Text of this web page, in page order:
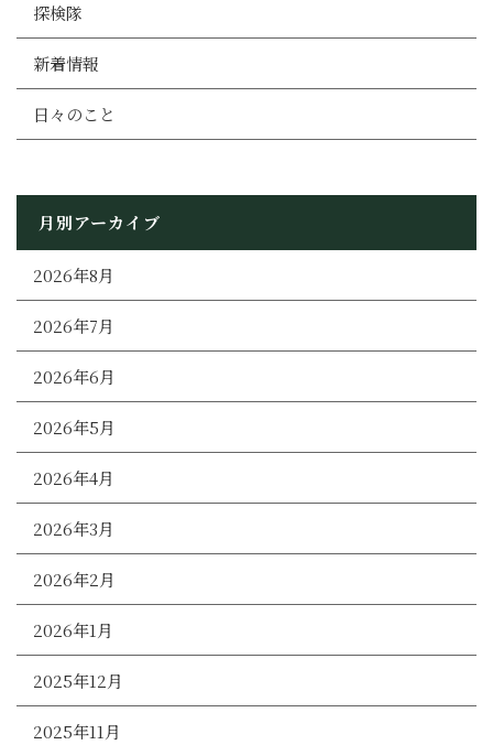
探検隊
新着情報
日々のこと
月別アーカイブ
2026年8月
2026年7月
2026年6月
2026年5月
2026年4月
2026年3月
2026年2月
2026年1月
2025年12月
2025年11月